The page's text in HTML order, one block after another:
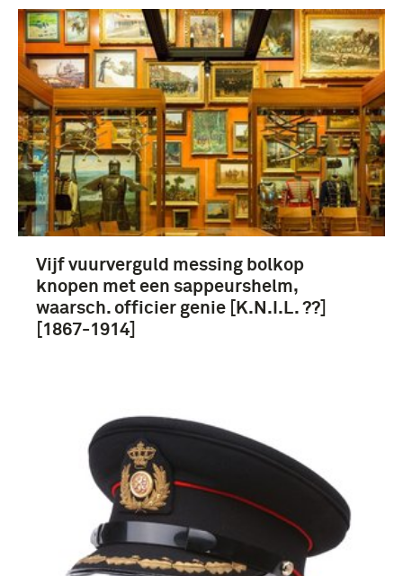
Vijf vuurverguld messing bolkop
knopen met een sappeurshelm,
waarsch. officier genie [K.N.I.L. ??]
[1867-1914]